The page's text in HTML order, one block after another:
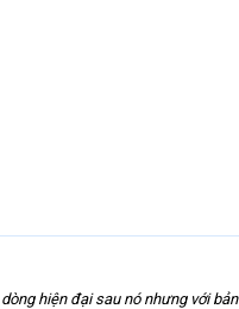
hiện đại sau nó nhưng với